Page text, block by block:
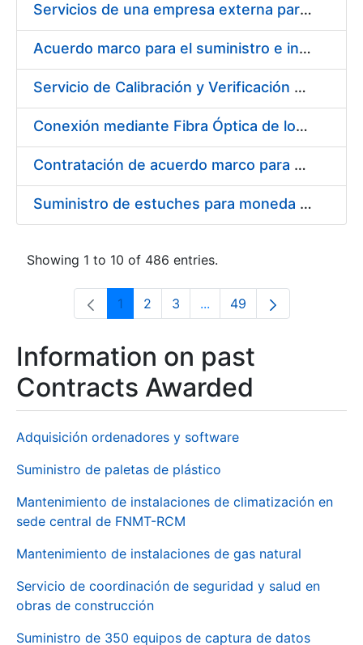
Servicios de una empresa externa para el asesoramiento y resolución de los recursos de alzada que se presentan relacionados con procesos de selección para la FNMT-RCM
Acuerdo marco para el suministro e instalación de persianas, estores y otros complementos
Servicio de Calibración y Verificación Externa de los Equipos de Medición del Servicio de Prevención de la FNMT-RCM
Conexión mediante Fibra Óptica de los Centros de Proceso de Datos (CPDs) de las sedes de la FNMT-RCM de Burgos y Madrid
Contratación de acuerdo marco para el Suministro de Material de Electricidad para la Fábrica Nacional de Moneda y Timbre-Real Casa de la Moneda en su centro de trabajo de Burgos
Suministro de estuches para moneda de 30 €
Showing 1 to 10 of 486 entries.
Page
1 Page
2 Page
3 ...Intermediate Pages Use
Page
49
Information on past
Contracts Awarded
Adquisición ordenadores y software
Suministro de paletas de plástico
Mantenimiento de instalaciones de climatización en
sede central de FNMT-RCM
Mantenimiento de instalaciones de gas natural
Servicio de coordinación de seguridad y salud en
obras de construcción
Suministro de 350 equipos de captura de datos